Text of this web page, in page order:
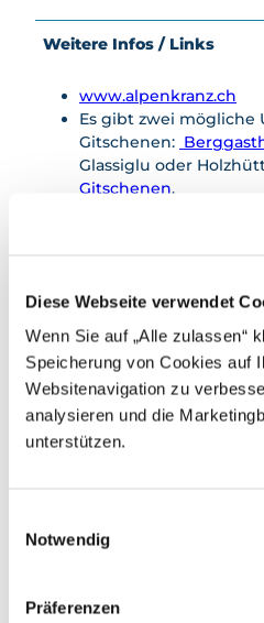
Diese Webseite verwendet
Wenn Sie auf „Alle zulassen“
Speicherung von Cookies auf
Websitenavigation zu
analysieren und die
unterstützen.
Notwendig
Präferenzen
Weitere Infos / Links
www.alpenkranz.ch
Es gibt zwei mögliche
Gitschenen:
Glassiglu oder
Gitschenen.
Infos zur
www.uri.swiss/de/
Lokale Bergführer/-
Wanderleiter/-innen
bei;Montanara
Bergführer Vereinund
www.alpenkranz.ch